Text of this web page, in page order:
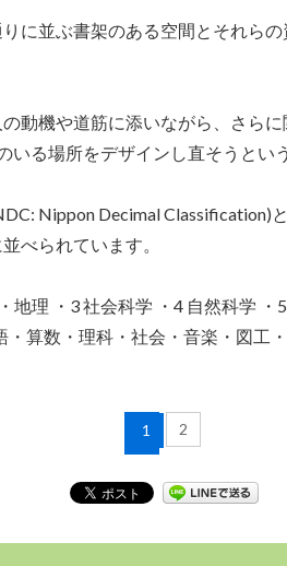
に並ぶ書架のある空間とそれら
動機や道筋に添いながら、さらに
る場所をデザインし直そうとい
Nippon Decimal Classification)
べられています。
地理 ・3 社会科学 ・4 自然科学 ・
算数・理科・社会・音楽・図工
1 2